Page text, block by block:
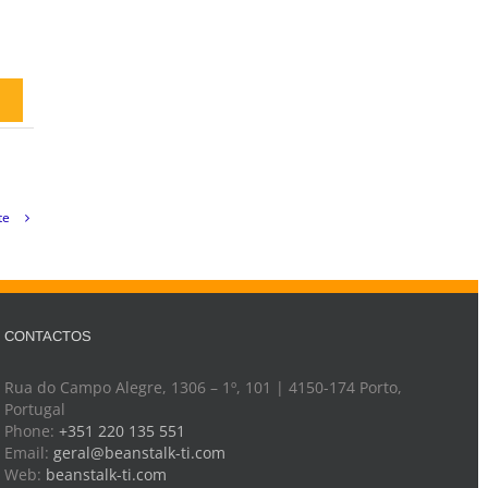
CONTACTOS
Rua do Campo Alegre, 1306 – 1º, 101 | 4150-174 Porto,
Portugal
Phone: +351 220 135 551
Email: geral@beanstalk-ti.com
Web: beanstalk-ti.com